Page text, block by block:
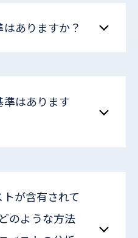
ありますか？
準はあります
が含有されて
のような方法